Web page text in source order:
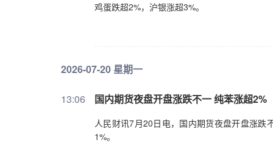
鸡蛋跌超2%，沪银涨超3%。
2026-07-20 星期一
13:06 ​国内期货夜盘开盘涨跌不一 纯苯涨超2%
人民财讯7月20日电，国内期货夜盘开盘涨跌
1%。